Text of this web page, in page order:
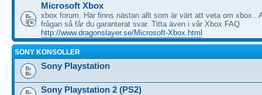
Microsoft Xbox
xbox forum. Här finns nästan allt som är värt att veta om xbox..
frågan så får du garanterat svar. Titta även i vår Xbox FAQ
http://www.dragonslayer.se/Microsoft-Xbox.html
SONY KONSOLLER
Sony Playstation
Sony Playstation 2 (PS2)